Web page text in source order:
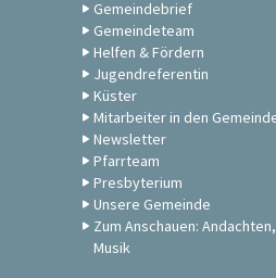
Gemeindebrief
Gemeindeteam
Helfen & Fördern
Jugendreferentin
Küster
Mitarbeiter in den
Newsletter
Pfarrteam
Presbyterium
Unsere Gemeinde
Zum Anschauen:
Musik